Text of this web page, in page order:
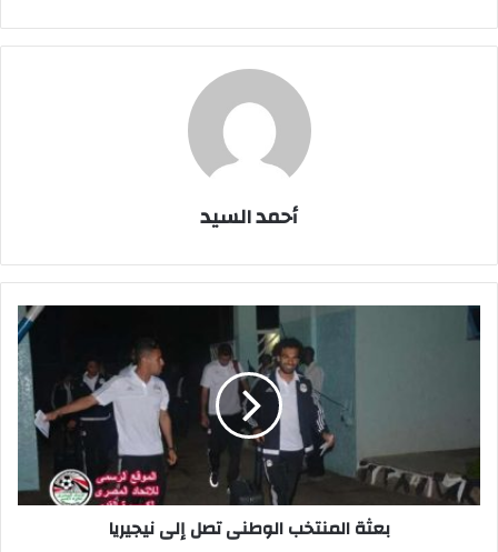
أحمد السيد
بعثة
المنتخب
بعثة المنتخب الوطنى تصل إلى نيجيريا